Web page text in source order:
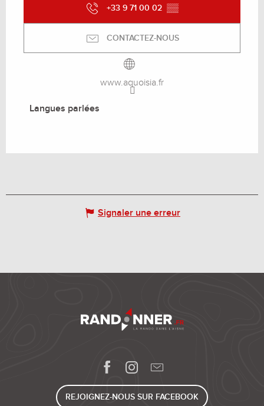
+33 9 71 00 02 ▒▒
CONTACTEZ-NOUS
www.aquoisia.fr
Langues parlées
Langues parlées
Signaler une erreur
REJOIGNEZ-NOUS SUR FACEBOOK